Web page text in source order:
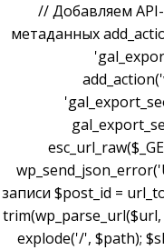
// Добавляем
метаданных
записи $post_id =
trim(wp_parse_url($url,
explode('/', $path);